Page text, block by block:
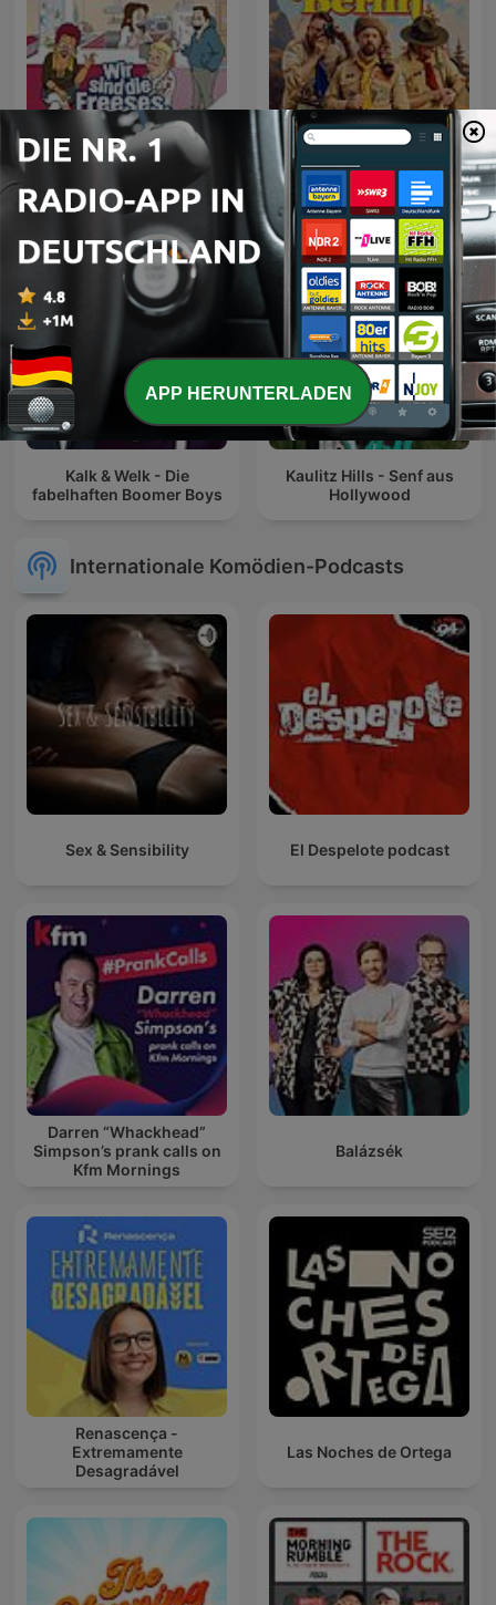
NDR 2 - Wir sind die
Freeses
Baywatch Berlin
Kalk & Welk - Die
fabelhaften Boomer Boys
Kaulitz Hills - Senf aus
Hollywood
Internationale Komödien-Podcasts
Sex & Sensibility El Despelote podcast
Darren “Whackhead”
Simpson’s prank calls on
Kfm Mornings
Balázsék
Renascença -
Extremamente
Desagradável
Las Noches de Ortega
APP HERUNTERLADEN